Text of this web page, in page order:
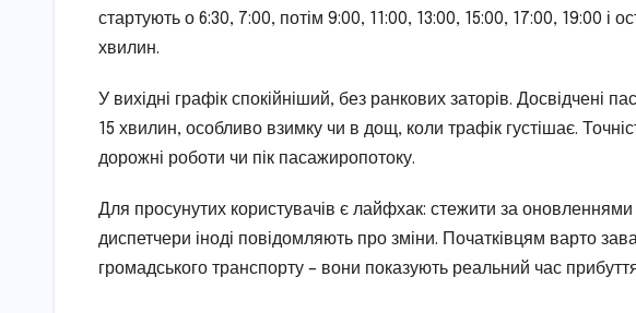
стартують о 6:30, 7:00, потім 9:00, 11:00, 13:00, 15:00, 17:00, 19:00 і
хвилин.
У вихідні графік спокійніший, без ранкових заторів. Досвідчені
15 хвилин, особливо взимку чи в дощ, коли трафік густішає.
дорожні роботи чи пік пасажиропотоку.
Для просунутих користувачів є лайфхак: стежити за оновленнями
диспетчери іноді повідомляють про зміни. Початківцям варто
громадського транспорту – вони показують реальний час